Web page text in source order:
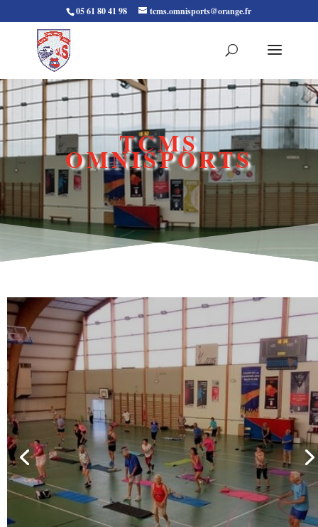
05 61 80 41 98 tcms.omnisports@orange.fr
TCMS
OMNISPORTS
GYMNASTIQUE
Voir